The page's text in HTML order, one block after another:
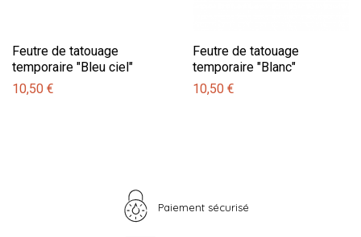
Feutre de tatouage
temporaire "Bleu ciel"
10,50 €
Feutre de tatouage
temporaire "Blanc"
10,50 €
Paiement sécurisé